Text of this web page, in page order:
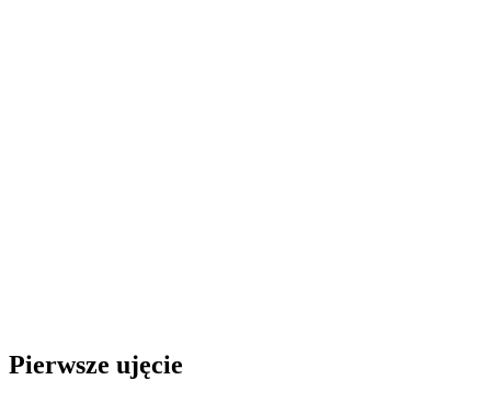
Pierwsze ujęcie